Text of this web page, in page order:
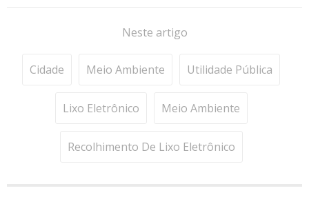
Neste artigo
Cidade Meio Ambiente Utilidade Pública
Lixo Eletrônico Meio Ambiente
Recolhimento De Lixo Eletrônico